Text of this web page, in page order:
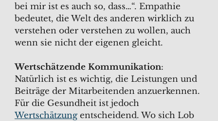
bei mir ist es auch so, dass…“. Empathie
bedeutet, die Welt des anderen wirklich zu
verstehen oder verstehen zu wollen, auch
wenn sie nicht der eigenen gleicht.
Wertschätzende Kommunikation:
Natürlich ist es wichtig, die Leistungen und
Beiträge der Mitarbeitenden anzuerkennen.
Für die Gesundheit ist jedoch
Wertschätzungentscheidend. Wo sich Lob